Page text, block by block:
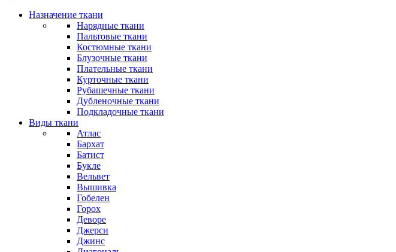
Назначение ткани
Нарядные ткани
Пальтовые ткани
Костюмные ткани
Блузочные ткани
Плательные ткани
Курточные ткани
Рубашечные ткани
Дубленочные ткани
Подкладочные ткани
Виды ткани
Атлас
Бархат
Батист
Букле
Вельвет
Вышивка
Гобелен
Горох
Деворе
Джерси
Джинс